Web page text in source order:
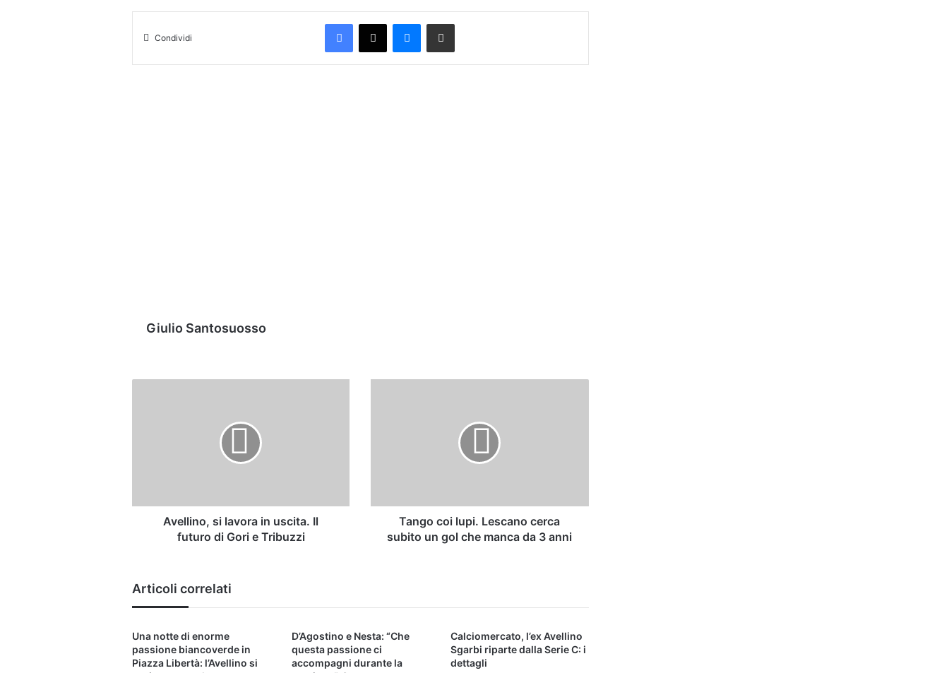
Condividi
Facebook
X Messenger
Condividi via Email
Giulio Santosuosso
Gori
Avellino, si lavora in uscita. Il
futuro di Gori e Tribuzzi
che
Tango coi lupi. Lescano cerca
subito un gol che manca da 3 anni
Articoli correlati
Una notte di enorme
passione biancoverde in
Piazza Libertà: l’Avellino si
D’Agostino e Nesta: “Che
questa passione ci
accompagni durante la
Calciomercato, l’ex Avellino
Sgarbi riparte dalla Serie C: i
dettagli